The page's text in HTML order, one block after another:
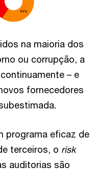
na maioria dos
ou corrupção, a
– e
fornecedores
programa eficaz de
terceiros, o risk
auditorias são